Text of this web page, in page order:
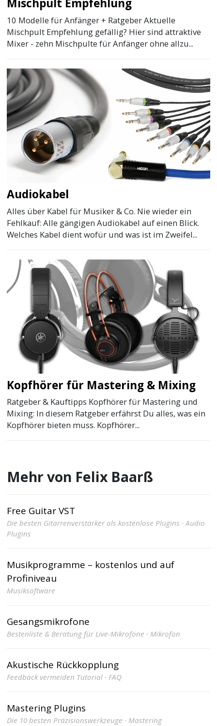
Mischpult Empfehlung
10 Modelle für Anfänger + Ratgeber Aktuelle
Mischpult Empfehlung gefällig? Hier sind attraktive
Mixer - zehn Mischpulte für Anfänger ohne allzu...
Audiokabel
Alles über Kabel für Musiker & Co. Nie wieder ein
Fehlkauf: Alle gängigen Audiokabel auf einen Blick.
Welches Kabel dient wofür und was ist im Zweifel...
Kopfhörer für Mastering & Mixing
Ratgeber & Kauftipps Kopfhörer für Mastering und
Mixing: In diesem Ratgeber erfährst Du alles, was ein
Kopfhörer bieten muss. Kopfhörer...
Mehr von Felix Baarß
Free Guitar VST
Die besten Gitarrenverstärker als kostenlose Plugins · Audio
Plugins
Musikprogramme – kostenlos und auf
Profiniveau
Musiksoftware
Gesangsmikrofone
Bestenliste & Beratung für Live-Mikrofone · Mikrofon
Akustische Rückkopplung
Feedback vermeiden Tutorial · FAQ
Mastering Plugins
Die 10 besten Präzisionswerkzeuge · Mastering